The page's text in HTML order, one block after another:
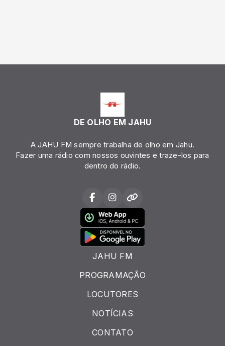
DE OLHO EM JAHU
A JAHU FM sempre trabalha de olho em Jahu.
Fazer uma rádio com nossos ouvintes e traze-los para
dentro do rádio.
JAHU FM
PROGRAMAÇÃO
LOCUTORES
NOTÍCIAS
CONTATO